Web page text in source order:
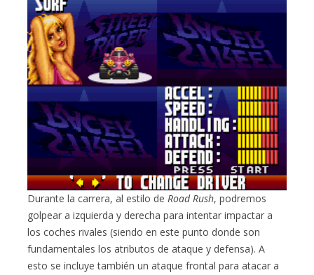
Durante la carrera, al estilo deRoad Rush, podremos
golpear a izquierda y derecha para intentar impactar a
los coches rivales (siendo en este punto donde son
fundamentales los atributos de ataque y defensa). A
esto se incluye también un ataque frontal para atacar a